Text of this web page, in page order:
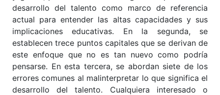
desarrollo del talento como marco de referencia
actual para entender las altas capacidades y sus
implicaciones educativas. En la segunda, se
establecen trece puntos capitales que se derivan de
este enfoque que no es tan nuevo como podría
pensarse. En esta tercera, se abordan siete de los
errores comunes al malinterpretar lo que significa el
desarrollo del talento. Cualquiera interesado o